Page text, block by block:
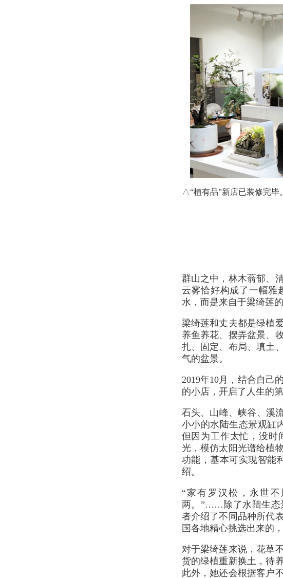
△“植有品”新店已装修完毕。
群山之中，林木蓊郁、
云雾恰好构成了一幅雅
水，而是来自于梁绮莲的
梁绮莲和丈夫都是绿植
养鱼养花、摆弄盆景、
扎、固定、布局、填土
气的盆景。
2019年10月，结合自己
的小店，开启了人生的第
石头、山峰、峡谷、溪
小小的水陆生态景观缸
但因为工作太忙，没时
光，模仿太阳光谱给植
功能，基本可实现智能
绍。
“家有罗汉松，永世
两。”……除了水陆生态
者介绍了不同品种所代
国各地精心挑选出来的
对于梁绮莲来说，花草
货的绿植重新换土，待
此外，她还会根据客户